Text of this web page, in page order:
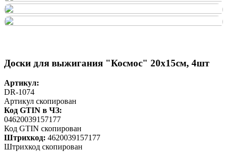
Доски для выжигания "Космос" 20х15см, 4шт
Артикул:
DR-1074
Артикул скопирован
Код GTIN в ЧЗ:
04620039157177
Код GTIN скопирован
Штрихкод: 4620039157177
Штрихкод скопирован